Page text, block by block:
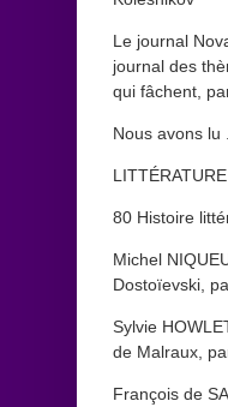
Le journal
journal des
qui fâchent,
Nous avons lu
LITTÉRATURE
80 Histoire
Michel
Dostoïevski,
Sylvie
de Malraux,
François de